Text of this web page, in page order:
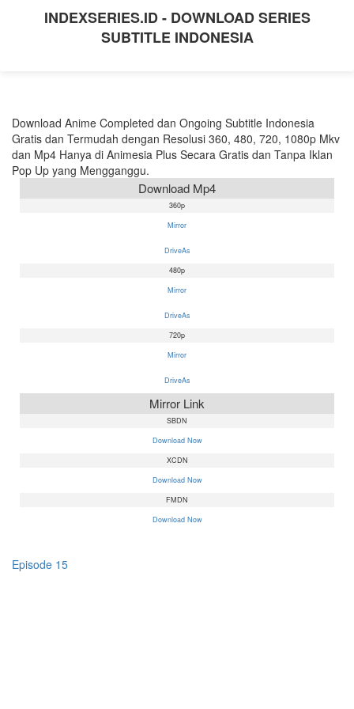
INDEXSERIES.ID - DOWNLOAD SERIES
SUBTITLE INDONESIA
Download Anime Completed dan Ongoing Subtitle Indonesia
Gratis dan Termudah dengan Resolusi 360, 480, 720, 1080p Mkv
dan Mp4 Hanya di Animesia Plus Secara Gratis dan Tanpa Iklan
Pop Up yang Mengganggu.
Download Mp4
360p
Mirror
DriveAs
480p
Mirror
DriveAs
720p
Mirror
DriveAs
Mirror Link
SBDN
Download Now
XCDN
Download Now
FMDN
Download Now
Episode 15